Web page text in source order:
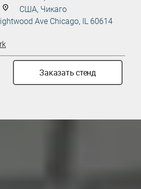
США, Чикаго
Ave Chicago, IL 60614
Заказать стенд